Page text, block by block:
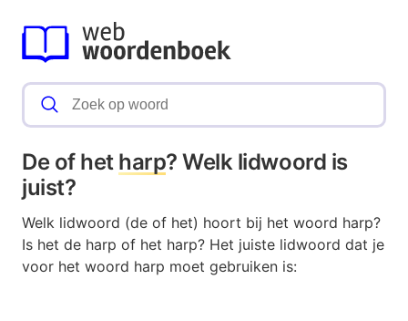
De of het harp? Welk lidwoord is
juist?
Welk lidwoord (de of het) hoort bij het woord harp?
Is het de harp of het harp? Het juiste lidwoord dat je
voor het woord harp moet gebruiken is: